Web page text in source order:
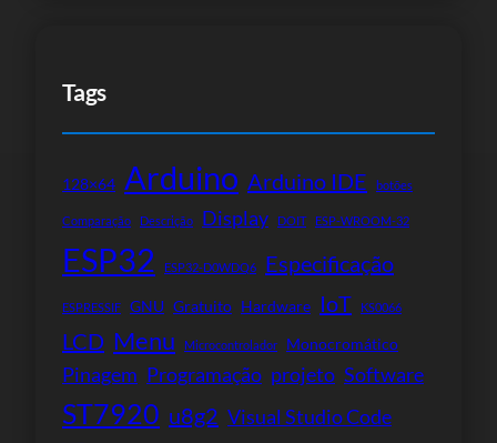
Tags
128×64 Arduino Arduino IDE botões
Comparação Descrição Display DOIT ESP-WROOM-32
ESP32 ESP32-D0WDQ6 Especificação
ESPRESSIF GNU Gratuito Hardware IoT KS0066
LCD Menu Microcontrolador Monocromático
Pinagem Programação projeto Software
ST7920 u8g2 Visual Studio Code